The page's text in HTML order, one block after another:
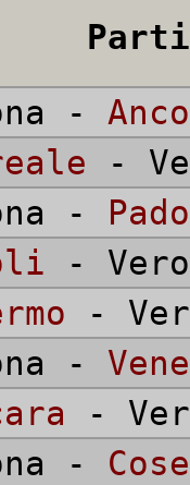
-
-
-
-
-
-
-
-